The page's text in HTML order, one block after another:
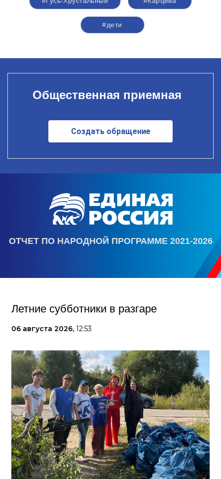
#дети
Общественная приемная
Создать обращение
ОТЧЕТ ПО НАРОДНОЙ ПРОГРАММЕ 2021-2026
Летние субботники в разгаре
06 августа 2026, 12:53